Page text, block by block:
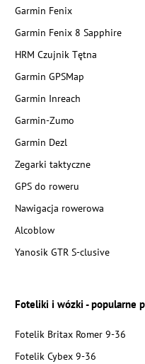
Garmin Fenix
Garmin Fenix 8 Sapphire
HRM Czujnik Tętna
Garmin GPSMap
Garmin Inreach
Garmin-Zumo
Garmin Dezl
Zegarki taktyczne
GPS do roweru
Nawigacja rowerowa
Alcoblow
Yanosik GTR S-clusive
Foteliki i wózki - popularne
Fotelik Britax Romer 9-36
Fotelik Cybex 9-36